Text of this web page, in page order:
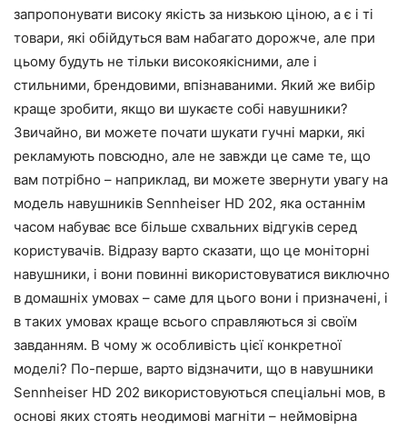
запропонувати високу якість за низькою ціною, а є і ті
товари, які обійдуться вам набагато дорожче, але при
цьому будуть не тільки високоякісними, але і
стильними, брендовими, впізнаваними. Який же вибір
краще зробити, якщо ви шукаєте собі навушники?
Звичайно, ви можете почати шукати гучні марки, які
рекламують повсюдно, але не завжди це саме те, що
вам потрібно – наприклад, ви можете звернути увагу на
модель навушників Sennheiser HD 202, яка останнім
часом набуває все більше схвальних відгуків серед
користувачів. Відразу варто сказати, що це моніторні
навушники, і вони повинні використовуватися виключно
в домашніх умовах – саме для цього вони і призначені, і
в таких умовах краще всього справляються зі своїм
завданням. В чому ж особливість цієї конкретної
моделі? По-перше, варто відзначити, що в навушники
Sennheiser HD 202 використовуються спеціальні мов, в
основі яких стоять неодимові магніти – неймовірна